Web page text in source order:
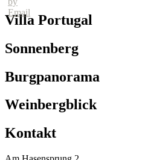
Villa Portugal
Sonnenberg
Burgpanorama
Weinbergblick
Kontakt